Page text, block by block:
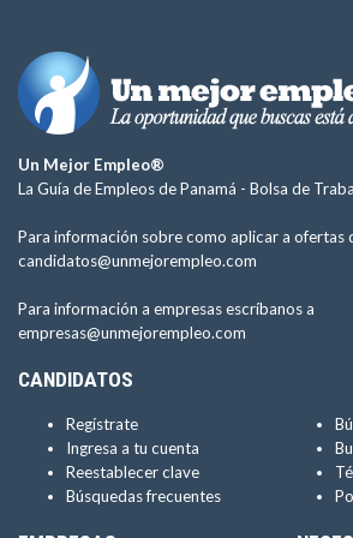
Un Mejor Empleo®
La Guía de Empleos de Panamá - Bolsa de
Para información sobre como aplicar a ofertas
candidatos@unmejorempleo.com
Para información a empresas escríbanos a
empresas@unmejorempleo.com
CANDIDATOS
Regístrate
Ingresa a tu cuenta
Reestablecer clave
Búsquedas frecuentes